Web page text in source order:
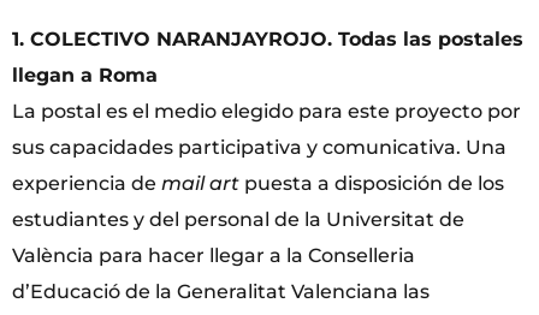
1. COLECTIVO NARANJAYROJO. Todas las postales
llegan a Roma
La postal es el medio elegido para este proyecto por
sus capacidades participativa y comunicativa. Una
experiencia de mail art puesta a disposición de los
estudiantes y del personal de la Universitat de
València para hacer llegar a la Conselleria
d’Educació de la Generalitat Valenciana las